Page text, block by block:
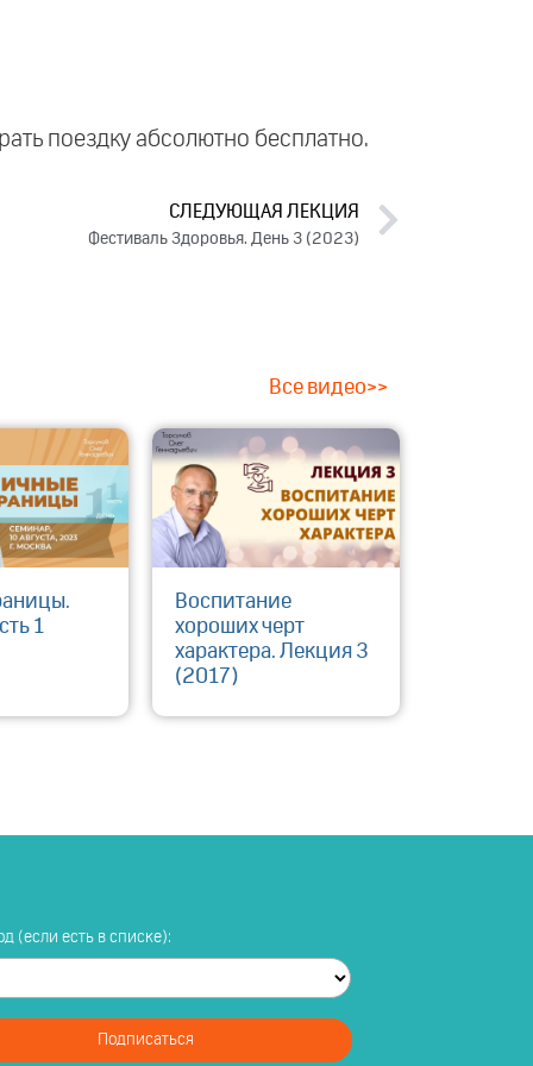
поездку абсолютно бесплатно.
СЛЕДУЮЩАЯ ЛЕКЦИЯ
Фестиваль Здоровья. День 3 (2023)
Все видео>>
1
Воспитание
хороших черт
характера. Лекция 3
(2017)
(если есть в списке):
Подписаться